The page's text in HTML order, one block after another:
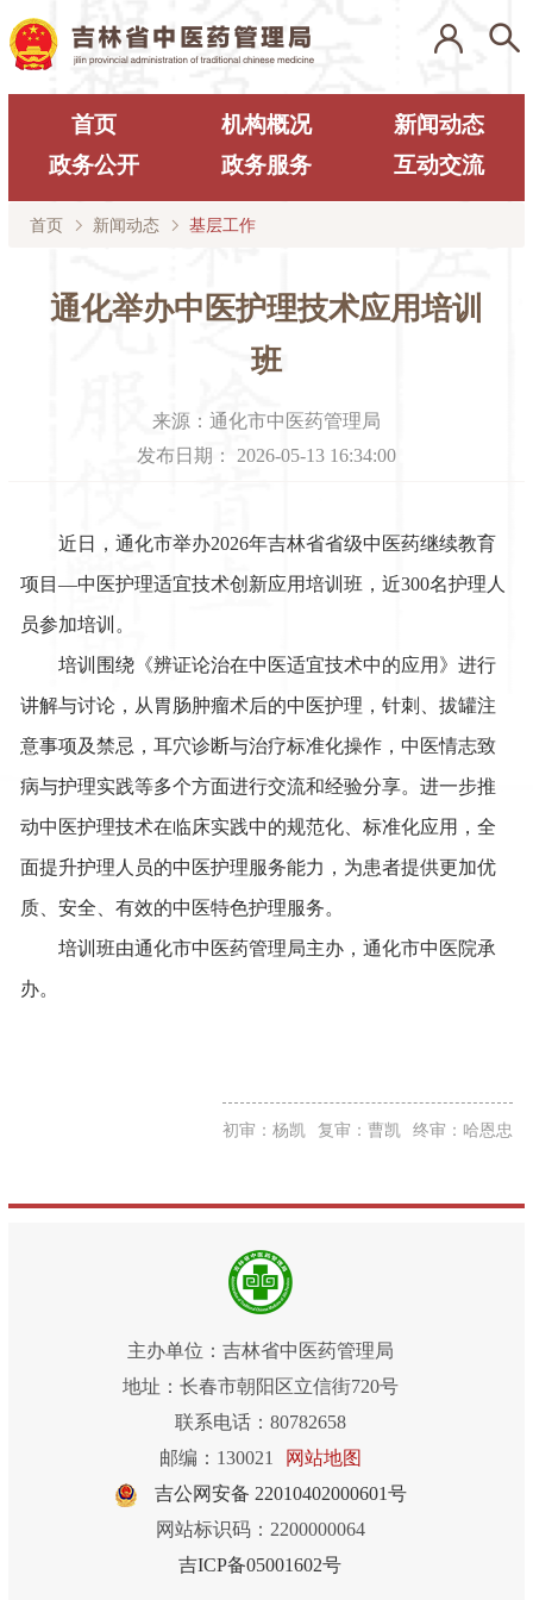
首页 机构概况
新闻动态
政务公开
政务服务 互动交流
首页 新闻动态 基层工作
通化举办中医护理技术应用培训
班
来源： 通化市中医药管理局
发布日期： 2026-05-13 16:34:00
近日，通化市举办2026年吉林省省级中医药继续教育
项目—中医护理适宜技术创新应用培训班，近300名护理人
员参加培训。
培训围绕《辨证论治在中医适宜技术中的应用》进行
讲解与讨论，从胃肠肿瘤术后的中医护理，针刺、拔罐注
意事项及禁忌，耳穴诊断与治疗标准化操作，中医情志致
病与护理实践等多个方面进行交流和经验分享。进一步推
动中医护理技术在临床实践中的规范化、标准化应用，全
面提升护理人员的中医护理服务能力，为患者提供更加优
质、安全、有效的中医特色护理服务。
培训班由通化市中医药管理局主办，通化市中医院承
办。
初审：杨凯 复审：曹凯 终审：哈恩忠
主办单位：吉林省中医药管理局
地址：长春市朝阳区立信街720号
联系电话：80782658
邮编：130021
网站地图
吉公网安备 22010402000601号
网站标识码：2200000064
吉ICP备05001602号